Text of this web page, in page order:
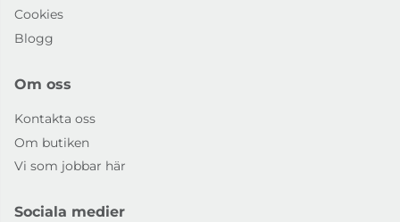
Cookies
Blogg
Om oss
Kontakta oss
Om butiken
Vi som jobbar här
Sociala medier